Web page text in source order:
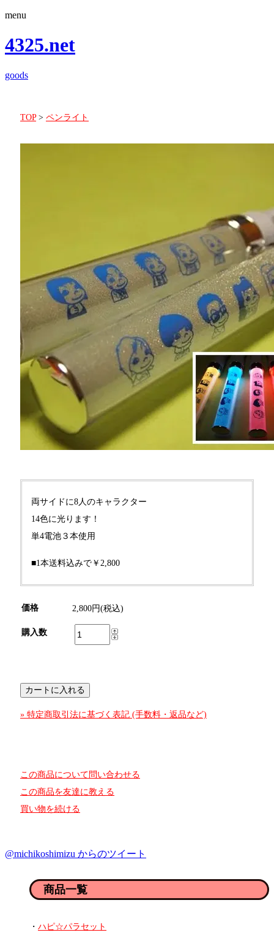
menu
4325.net
goods
TOP> ペンライト
両サイドに8人のキャラクター
14色に光ります！
単4電池３本使用
■1本送料込みで￥2,800
価格 2,800円(税込)
購入数
» 特定商取引法に基づく表記 (手数料・返品など)
この商品について問い合わせる
この商品を友達に教える
買い物を続ける
@michikoshimizu からのツイート
商品一覧
ハピ☆パラセット